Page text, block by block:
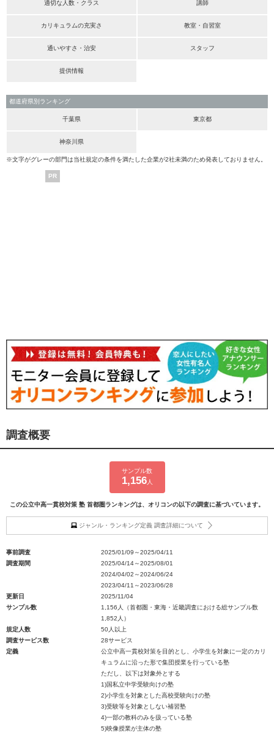
適切な人数・クラス 講師
カリキュラムの充実さ 教室・自習室
通いやすさ・治安 スタッフ
提供情報
都道府県別ランキング
千葉県 東京都
神奈川県
※文字がグレーの部門は当社規定の条件を満たした企業が2社未満のため発表しておりません。
PR
調査概要
サンプル数
1,156人
この公立中高一貫校対策 塾 首都圏ランキングは、オリコンの以下の調査に基づいています。
ジャンル・ランキング定義 調査詳細について
事前調査
2025/01/09～2025/04/11
調査期間
2025/04/14～2025/08/01
2024/04/02～2024/06/24
2023/04/11～2023/06/28
更新日
2025/11/04
サンプル数
1,156人（首都圏・東海・近畿調査における総サンプル数
1,852人）
規定人数
50人以上
調査サービス数
28サービス
定義
公立中高一貫校対策を目的とし、小学生を対象に一定のカリ
キュラムに沿った形で集団授業を行っている塾
ただし、以下は対象外とする
1)国私立中学受験向けの塾
2)小学生を対象とした高校受験向けの塾
3)受験等を対象としない補習塾
4)一部の教科のみを扱っている塾
5)映像授業が主体の塾